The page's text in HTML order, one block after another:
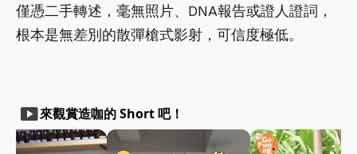
僅憑二手轉述，毫無照片、DNA報告或證人證詞，
根本是無差別的散彈槍式影射，可信度極低。
smart_display來觀賞造咖的 Short 吧！